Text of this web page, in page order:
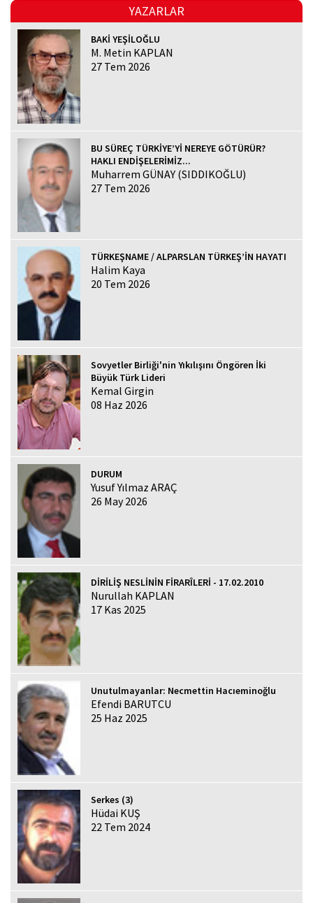
YAZARLAR
BAKİ YEŞİLOĞLU
M. Metin KAPLAN
27 Tem 2026
BU SÜREÇ TÜRKİYE’Yİ NEREYE GÖTÜRÜR?
HAKLI ENDİŞELERİMİZ...
Muharrem GÜNAY (SIDDIKOĞLU)
27 Tem 2026
TÜRKEŞNAME / ALPARSLAN TÜRKEŞ’İN HAYATI
Halim Kaya
20 Tem 2026
Sovyetler Birliği'nin Yıkılışını Öngören İki
Büyük Türk Lideri
Kemal Girgin
08 Haz 2026
DURUM
Yusuf Yılmaz ARAÇ
26 May 2026
DİRİLİŞ NESLİNİN FİRARÎLERİ - 17.02.2010
Nurullah KAPLAN
17 Kas 2025
Unutulmayanlar: Necmettin Hacıeminoğlu
Efendi BARUTCU
25 Haz 2025
Serkes (3)
Hüdai KUŞ
22 Tem 2024